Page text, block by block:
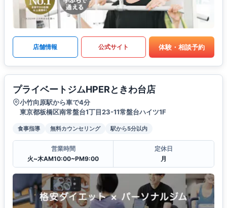
店舗情報 公式サイト 体験・相談予約
プライベートジムHPERときわ台店
小竹向原駅から車で4分
東京都板橋区南常盤台1丁目23-11常盤台ハイツ1F
食事指導 無料カウンセリング 駅から5分以内
営業時間
火~木AM10:00~PM9:00
定休日
月